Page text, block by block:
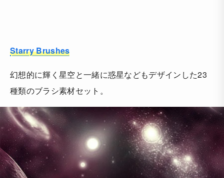
Starry Brushes
幻想的に輝く星空と一緒に惑星などもデザインした23
種類のブラシ素材セット。